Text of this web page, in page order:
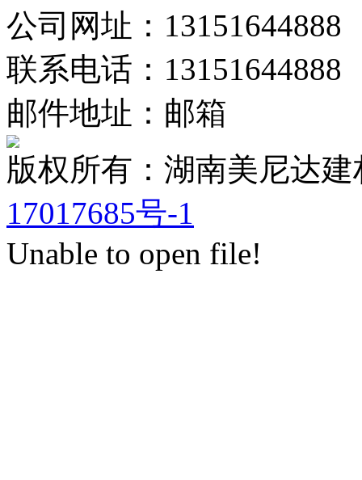
公司网址：13151644888
联系电话：13151644888
邮件地址：邮箱
版权所有：湖南美尼
17017685号-1
Unable to open file!